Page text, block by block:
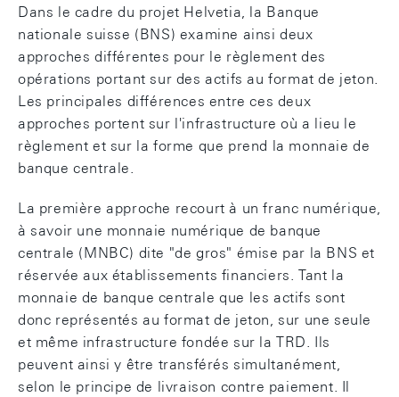
Dans le cadre du projet Helvetia, la Banque
nationale suisse (BNS) examine ainsi deux
approches différentes pour le règlement des
opérations portant sur des actifs au format de jeton.
Les principales différences entre ces deux
approches portent sur l'infrastructure où a lieu le
règlement et sur la forme que prend la monnaie de
banque centrale.
La première approche recourt à un franc numérique,
à savoir une monnaie numérique de banque
centrale (MNBC) dite "de gros" émise par la BNS et
réservée aux établissements financiers. Tant la
monnaie de banque centrale que les actifs sont
donc représentés au format de jeton, sur une seule
et même infrastructure fondée sur la TRD. Ils
peuvent ainsi y être transférés simultanément,
selon le principe de livraison contre paiement. Il